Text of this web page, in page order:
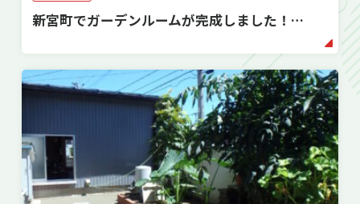
新宮町でガーデンルームが完成しました！…